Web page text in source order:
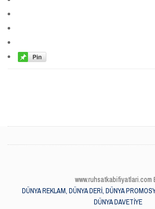
www.ruhsatkabifiyatlari.com
DÜNYA REKLAM, DÜNYA DERİ, DÜNYA
DÜNYA DAVETİYE